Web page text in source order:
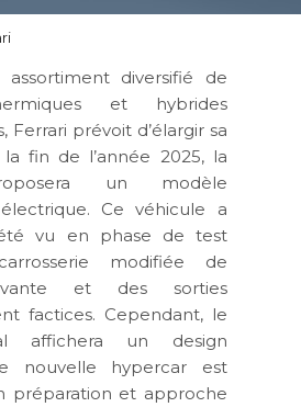
assortiment diversifié de
et hybrides
Ferrari prévoit d’élargir sa
la fin de l’année 2025, la
un modèle
Ce véhicule a
vu en phase de test
modifiée de
et des sorties
factices. Cependant, le
affichera un design
nouvelle hypercar est
préparation et approche